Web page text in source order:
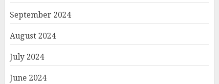
September 2024
August 2024
July 2024
June 2024